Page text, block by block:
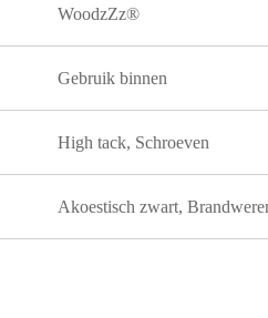
WoodzZz®
Gebruik binnen
High tack, Schroeven
Akoestisch zwart,